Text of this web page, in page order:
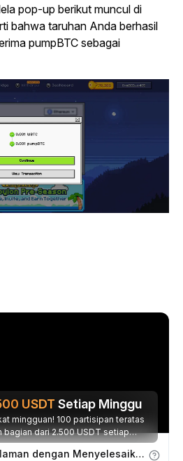
pop-up berikut muncul di
bahwa taruhan Anda berhasil
pumpBTC sebagai
USDT Setiap Minggu
mingguan! 100 partisipan teratas
bagian dari 2.500 USDT setiap
minggunya.
Dapatkan Poin Pengalaman dengan Menyelesaikan Tugas